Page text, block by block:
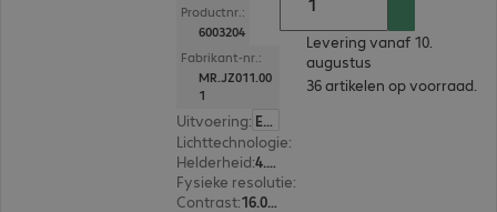
Productnr.:
6003204
Fabrikant-nr.:
MR.JZ011.00
1
Uitvoering: Europa
Lichttechnologie:
Helderheid:
4.800 ANSI-lumen
Fysieke resolutie:
Contrast: 16.000:1
Levering vanaf 10.
augustus
36 artikelen op voorraad.